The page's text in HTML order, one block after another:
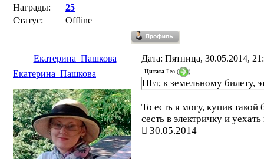
Награды:
25
Статус:
Offline
Екатерина_Пашкова
Дата: Пятница, 30.05.2014,
Екатерина_Пашкова
Цитата Ileo ( )
НЕт, к земельному билету,
То есть я могу, купив
сесть в электричку и
30.05.2014